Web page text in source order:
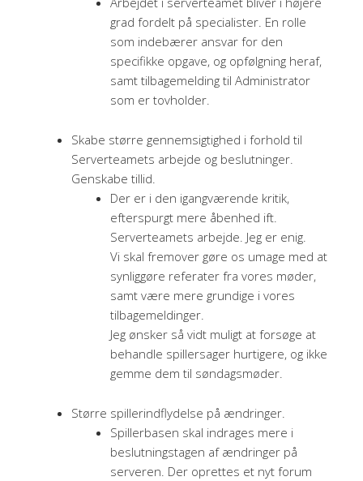
grad fordelt på specialister. En rolle
som indebærer ansvar for den
specifikke opgave, og opfølgning heraf,
samt tilbagemelding til Administrator
som er tovholder.
Skabe større gennemsigtighed i forhold til
Serverteamets arbejde og beslutninger.
Genskabe tillid.
Der er i den igangværende kritik,
efterspurgt mere åbenhed ift.
Serverteamets arbejde. Jeg er enig.
Vi skal fremover gøre os umage med at
synliggøre referater fra vores møder,
samt være mere grundige i vores
tilbagemeldinger.
Jeg ønsker så vidt muligt at forsøge at
behandle spillersager hurtigere, og ikke
gemme dem til søndagsmøder.
Større spillerindflydelse på ændringer.
Spillerbasen skal indrages mere i
beslutningstagen af ændringer på
serveren. Der oprettes et nyt forum